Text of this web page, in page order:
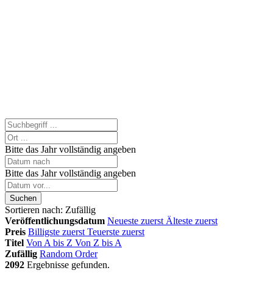
Bitte das Jahr vollständig angeben
Bitte das Jahr vollständig angeben
Suchen
Sortieren nach: Zufällig
Veröffentlichungsdatum Neueste zuerst Älteste zuerst
Preis Billigste zuerst Teuerste zuerst
Titel Von A bis Z Von Z bis A
Zufällig Random Order
2092 Ergebnisse gefunden.